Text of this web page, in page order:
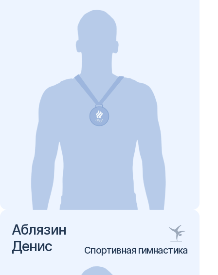
Аблязин
Денис
Спортивная гимнастика